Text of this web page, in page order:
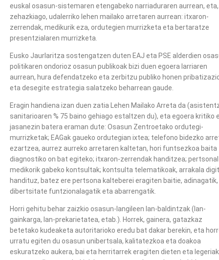
euskal osasun-sistemaren etengabeko narriaduraren aurrean, eta,
zehazkiago, udalerriko lehen mailako arretaren aurrean: itxaron-
zerrendak, medikurik eza, ordutegien murrizketa eta bertaratze
presentzialaren murrizketa.
Eusko Jaurlaritza sostengatzen duten EAJ eta PSE alderdien
politikaren ondorioz osasun publikoak bizi duen egoera larriaren
aurrean, hura defendatzeko eta zerbitzu publiko honen
eta desegite estrategia salatzeko beharrean gaude.
Eragin handiena izan duen zatia Lehen Mailako Arreta da
sanitarioaren % 75 baino gehiago estaltzen du), eta egoera kritiko
jasanezin batera eraman dute: Osasun Zentroetako ordutegi-
murrizketak; EAGak gaueko ordutegian ixtea; telefono bidezko
ezartzea, aurrez aurreko arretaren kaltetan, hori funtsezkoa baita
diagnostiko on bat egiteko; itxaron-zerrendak handitzea; pertsonal
medikorik gabeko kontsultak; kontsulta telematikoak, arrakala
handituz, batez ere pertsona kalteberei eragiten baitie, adinagatik,
dibertsitate funtzionalagatik eta abarrengatik.
Horri gehitu behar zaizkio osasun-langileen lan-baldintzak (lan-
gainkarga, lan-prekarietatea, etab.). Horrek, gainera, gatazkaz
betetako kudeaketa autoritarioko eredu bat dakar berekin, eta
urratu egiten du osasun unibertsala, kalitatezkoa eta doakoa
eskuratzeko aukera, bai eta herritarrek eragiten dieten eta legeriak